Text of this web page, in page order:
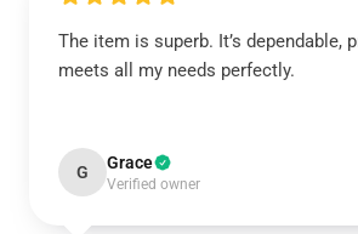
The item is superb. It’s dependable,
meets all my needs perfectly.
G Grace
Verified owner